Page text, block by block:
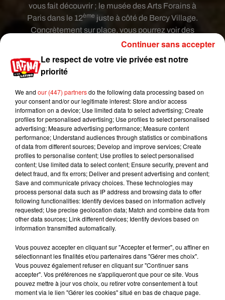
Publié : 2 mai 2018 à 8h36 par Maud Tambellini
vous fait découvrir ; le musée des Arts Forains à
Paris dans le 12ème juste à côté de Bercy Village.
Concrètement sur place, vous pourrez voir des
manèges datant de 1850 à 1950 mais aussi
monter dessus ! C’est d’avantage un musée-
spectacle puisqu’un guide comédien vous
En revanche ce musée est accessible
uniquement surréservationet n’est pas ouvert
tout le temps. Par exemple des sessions sont
prévues tous les jours jusqu’au 13 mai prochain.
Puis de façon plus sporadique jusqu’au 27 mai.
Côté tarif, comptez 16,80€ pour les adultes ; 8,80
pour les enfants de 4 à 11 ans.
Mundo Latino
Le fourmilier géant fait son retour
Karol G dévoile la tracklist de
son nouvel album… avec des
Le respect de votre vie privée est notre
priorité
We and our (447) partnersdo the following data processing based on
your consent and/or our legitimate interest: Store and/or access
information on a device; Use limited data to select advertising; Create
profiles for personalised advertising; Use profiles to select personalised
advertising; Measure advertising performance; Measure content
performance; Understand audiences through statistics or combinations
of data from different sources; Develop and improve services; Create
profiles to personalise content; Use profiles to select personalised
content; Use limited data to select content; Ensure security, prevent and
detect fraud, and fix errors; Deliver and present advertising and content;
Save and communicate privacy choices. These technologies may
process personal data such as IP address and browsing data to offer
following functionalities: Identify devices based on information actively
requested; Use precise geolocation data; Match and combine data from
other data sources; Link different devices; Identify devices based on
information transmitted automatically.
Vous pouvez accepter en cliquant sur "Accepter et fermer", ou affiner en
sélectionnant les finalités et/ou partenaires dans "Gérer mes choix".
Vous pouvez également refuser en cliquant sur "Continuer sans
accepter". Vos préférences ne s'appliqueront que pour ce site. Vous
pouvez mettre à jour vos choix, ou retirer votre consentement à tout
moment via le lien "Gérer les cookies" situé en bas de chaque page.
Continuer sans accepter